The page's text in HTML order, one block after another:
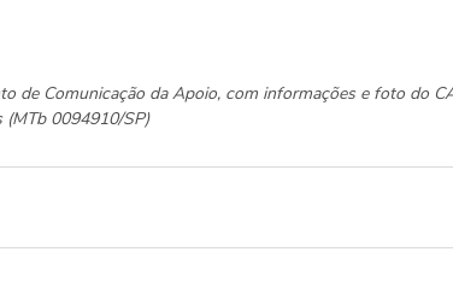
de Comunicação da Apoio, com informações e foto do
(MTb 0094910/SP)